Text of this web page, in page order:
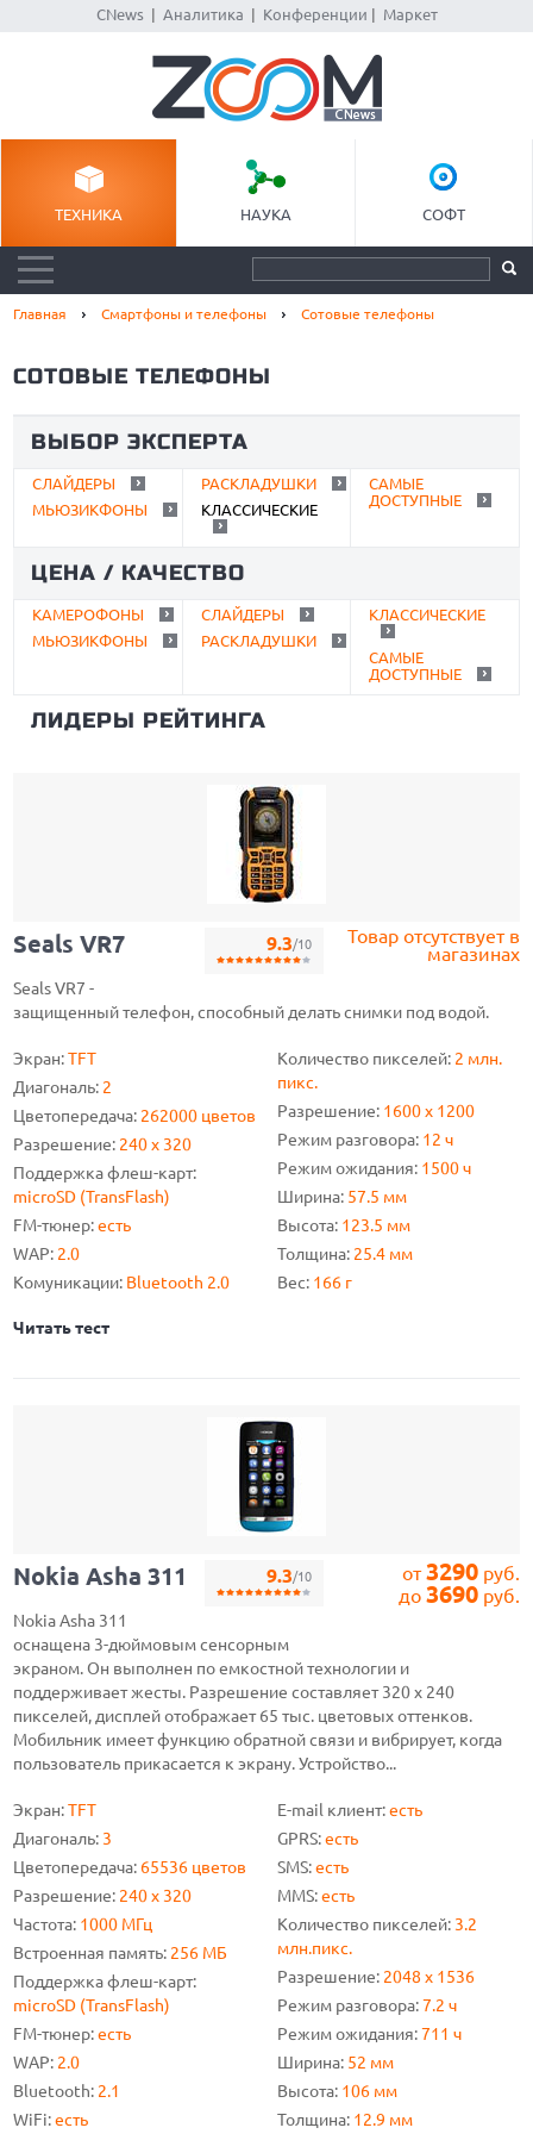
CNews| Аналитика Конференции Маркет
ТЕХНИКА НАУКА СОФТ
Главная Смартфоны и телефоны Сотовые телефоны
СОТОВЫЕ ТЕЛЕФОНЫ
ВЫБОР ЭКСПЕРТА
СЛАЙДЕРЫ
МЬЮЗИКФОНЫ
РАСКЛАДУШКИ
КЛАССИЧЕСКИЕ
САМЫЕ
ДОСТУПНЫЕ
ЦЕНА / КАЧЕСТВО
КАМЕРОФОНЫ
МЬЮЗИКФОНЫ
СЛАЙДЕРЫ
РАСКЛАДУШКИ
КЛАССИЧЕСКИЕ
САМЫЕ
ДОСТУПНЫЕ
ЛИДЕРЫ РЕЙТИНГА
Товар отсутствует в
магазинах
9.3/10
Seals VR7
Seals VR7 -
защищенный телефон, способный делать снимки под водой.
Экран:TFT
Диагональ: 2
Цветопередача: 262000 цветов
Разрешение: 240 х 320
Поддержка флеш-карт:
microSD (TransFlash)
FM-тюнер:есть
WAP: 2.0
Комуникации: Bluetooth 2.0
Количество пикселей: 2 млн.
пикс.
Разрешение: 1600 x 1200
Режим разговора: 12 ч
Режим ожидания: 1500 ч
Ширина: 57.5 мм
Высота: 123.5 мм
Толщина: 25.4 мм
Вес: 166 г
Читать тест
от3290руб.
до 3690руб.
9.3/10
Nokia Asha 311
Nokia Asha 311
оснащена 3-дюймовым сенсорным
экраном. Он выполнен по емкостной технологии и
поддерживает жесты. Разрешение составляет 320 x 240
пикселей, дисплей отображает 65 тыс. цветовых оттенков.
Мобильник имеет функцию обратной связи и вибрирует, когда
пользователь прикасается к экрану. Устройство...
Экран:TFT
Диагональ: 3
Цветопередача: 65536 цветов
Разрешение: 240 х 320
Частота: 1000 МГц
Встроенная память: 256 МБ
Поддержка флеш-карт:
microSD (TransFlash)
FM-тюнер:есть
WAP: 2.0
Bluetooth: 2.1
WiFi:есть
E-mail клиент:есть
GPRS:есть
SMS:есть
MMS:есть
Количество пикселей: 3.2
млн.пикс.
Разрешение: 2048 х 1536
Режим разговора:7.2 ч
Режим ожидания:711 ч
Ширина: 52 мм
Высота: 106 мм
Толщина: 12.9 мм